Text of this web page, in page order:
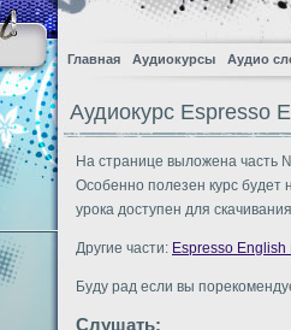
Главная Аудиокурсы Аудио
Аудиокурс Espresso
На странице выложена часть
Особенно полезен курс
урока доступен для
Другие части: Espresso English
Буду рад если вы
Слушать: